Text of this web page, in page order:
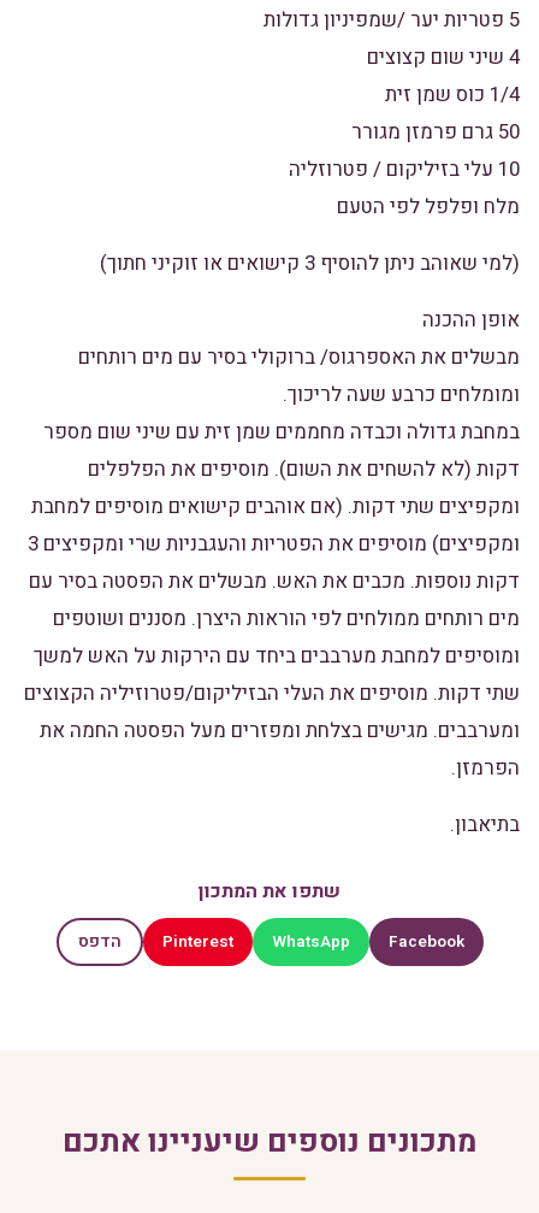
5 פטריות יער /שמפיניון גדולות
4 שיני שום קצוצים
1/4 כוס שמן זית
50 גרם פרמזן מגורר
10 עלי בזיליקום / פטרוזליה
מלח ופלפל לפי הטעם
(למי שאוהב ניתן להוסיף 3 קישואים או זוקיני חתוך)
אופן ההכנה
מבשלים את האספרגוס/ ברוקולי בסיר עם מים רותחים
ומומלחים כרבע שעה לריכוך.
במחבת גדולה וכבדה מחממים שמן זית עם שיני שום מספר
דקות (לא להשחים את השום). מוסיפים את הפלפלים
ומקפיצים שתי דקות. (אם אוהבים קישואים מוסיפים למחבת
ומקפיצים) מוסיפים את הפטריות והעגבניות שרי ומקפיצים 3
דקות נוספות. מכבים את האש. מבשלים את הפסטה בסיר עם
מים רותחים ממולחים לפי הוראות היצרן. מסננים ושוטפים
ומוסיפים למחבת מערבבים ביחד עם הירקות על האש למשך
שתי דקות. מוסיפים את העלי הבזיליקום/פטרוזיליה הקצוצים
ומערבבים. מגישים בצלחת ומפזרים מעל הפסטה החמה את
הפרמזן.
בתיאבון.
שתפו את המתכון
Facebook
WhatsApp
Pinterest הדפס
מתכונים נוספים שיעניינו אתכם